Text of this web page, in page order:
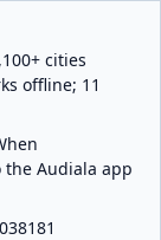
cities
offline; 11
Audiala app